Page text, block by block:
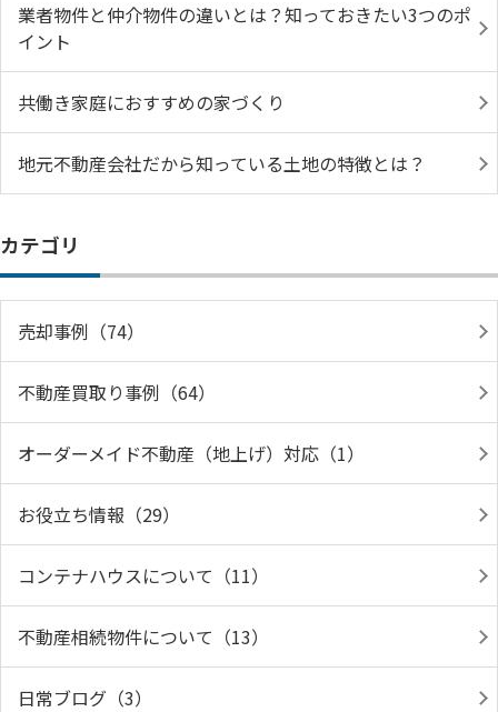
業者物件と仲介物件の違いとは？知っておきたい3つのポ
イント
共働き家庭におすすめの家づくり
地元不動産会社だから知っている土地の特徴とは？
カテゴリ
売却事例（74）
不動産買取り事例（64）
オーダーメイド不動産（地上げ）対応（1）
お役立ち情報（29）
コンテナハウスについて（11）
不動産相続物件について（13）
日常ブログ（3）